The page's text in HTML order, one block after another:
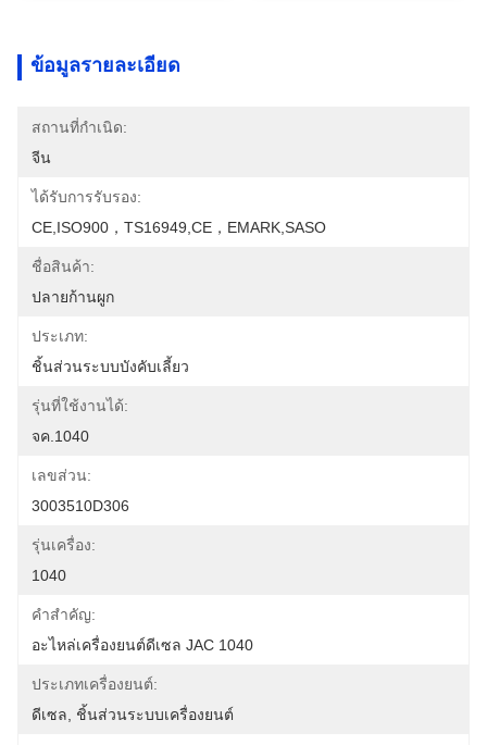
ข้อมูลรายละเอียด
สถานที่กำเนิด:
จีน
ได้รับการรับรอง:
CE,ISO900，TS16949,CE，EMARK,SASO
ชื่อสินค้า:
ปลายก้านผูก
ประเภท:
ชิ้นส่วนระบบบังคับเลี้ยว
รุ่นที่ใช้งานได้:
จค.1040
เลขส่วน:
3003510D306
รุ่นเครื่อง:
1040
คำสำคัญ:
อะไหล่เครื่องยนต์ดีเซล JAC 1040
ประเภทเครื่องยนต์:
ดีเซล, ชิ้นส่วนระบบเครื่องยนต์